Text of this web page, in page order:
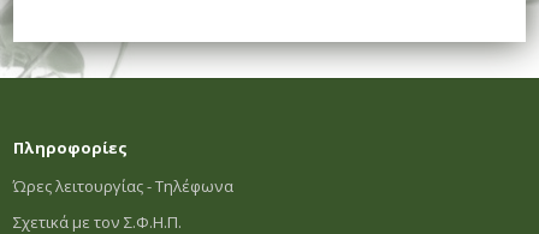
Πληροφορίες
Ώρες λειτουργίας - Τηλέφωνα
Σχετικά με τον Σ.Φ.Η.Π.